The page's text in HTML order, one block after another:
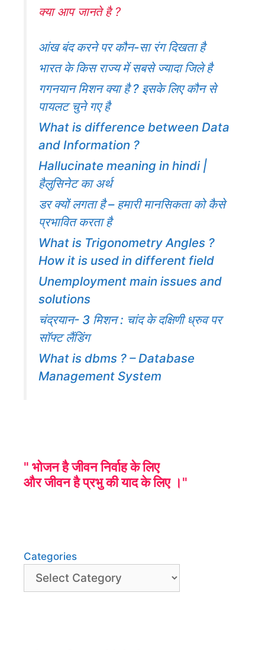
क्या आप जानते है ?
आंख बंद करने पर कौन-सा रंग दिखता है
भारत के किस राज्य में सबसे ज्यादा जिले है
गगनयान मिशन क्या है ? इसके लिए कौन से
पायलट चुने गए है
What is difference between Data
and Information ?
Hallucinate meaning in hindi |
हैलुसिनेट का अर्थ
डर क्यों लगता है – हमारी मानसिकता को कैसे
प्रभावित करता है
What is Trigonometry Angles ?
How it is used in different field
Unemployment main issues and
solutions
चंद्रयान- 3 मिशन : चांद के दक्षिणी ध्रुव पर
सॉफ्ट लैंडिंग
What is dbms ? – Database
Management System
" भोजन है जीवन निर्वाह के लिए
और जीवन है प्रभु की याद के लिए ।"
Categories